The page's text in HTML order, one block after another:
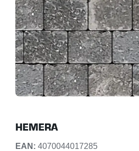
HEMERA
EAN: 4070044017285